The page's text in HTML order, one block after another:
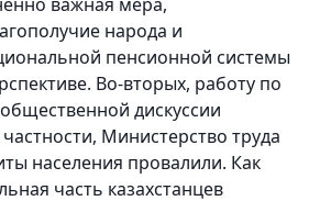
народа и
пенсионной системы
Во-вторых, работу по
дискуссии
Министерство труда
населения провалили. Как
часть казахстанцев